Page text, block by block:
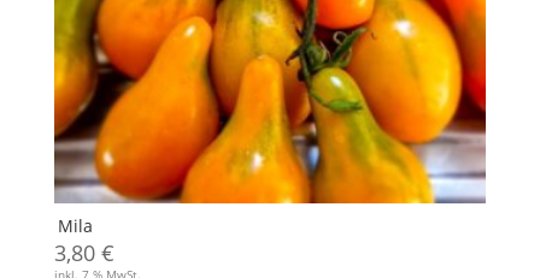
Mila
3,80 €